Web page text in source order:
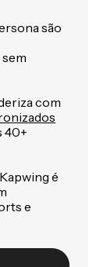
são
com
40+
é
e